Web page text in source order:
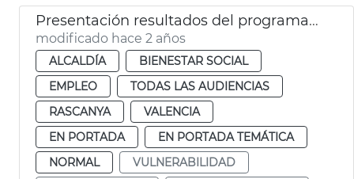
Presentación resultados del programa Inter Orriols
modificado hace 2 años
ALCALDÍA
BIENESTAR SOCIAL
EMPLEO
TODAS LAS AUDIENCIAS
RASCANYA
VALENCIA
EN PORTADA
EN PORTADA TEMÁTICA
NORMAL
VULNERABILIDAD